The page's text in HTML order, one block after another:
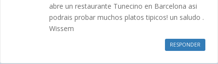
abre un restaurante Tunecino en Barcelona asi
podrais probar muchos platos tipicos! un saludo .
Wissem
RESPONDER